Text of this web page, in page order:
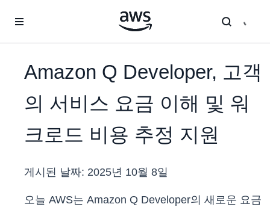
Amazon Q Developer, 고객
의 서비스 요금 이해 및 워
크로드 비용 추정 지원
게시된 날짜: 2025년 10월 8일
오늘 AWS는 Amazon Q Developer의 새로운 요금